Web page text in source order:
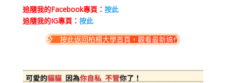
追隨我的Facebook專頁： 按此
追隨我的IG專頁： 按此
按此返回柏楊大學首頁，觀看最新搞作